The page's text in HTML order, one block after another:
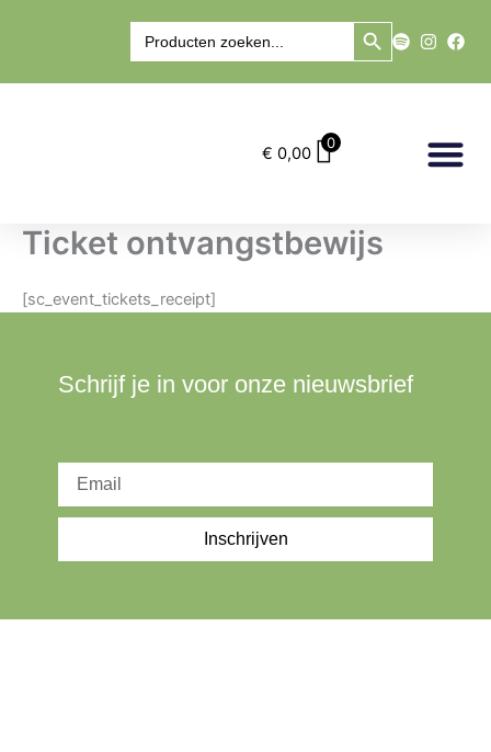
€ 0,00
0
Zoek
naar:
Zoekknop
Ticket ontvangstbewijs
[sc_event_tickets_receipt]
Schrijf je in voor onze nieuwsbrief
Inschrijven